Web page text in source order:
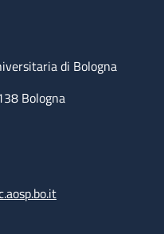
di Bologna
Bologna